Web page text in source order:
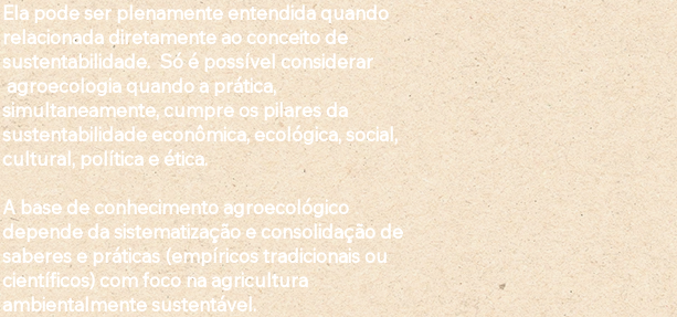
Ela pode ser plenamente entendida quando
relacionada diretamente ao conceito de
sustentabilidade. Só é possível considerar
agroecologia quando a prática,
simultaneamente, cumpre os pilares da
sustentabilidade econômica, ecológica, social,
cultural, política e ética.
A base de conhecimento agroecológico
depende da sistematização e consolidação de
saberes e práticas (empíricos tradicionais ou
científicos) com foco na agricultura
ambientalmente sustentável.